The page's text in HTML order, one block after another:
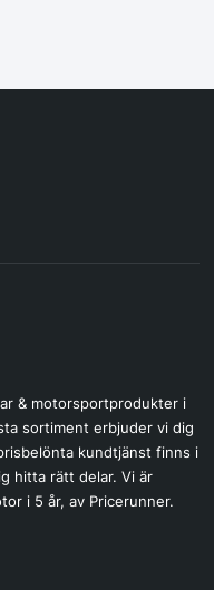
& motorsportprodukter i
sortiment erbjuder vi dig
kundtjänst finns i
hitta rätt delar. Vi är
i 5 år, av Pricerunner.